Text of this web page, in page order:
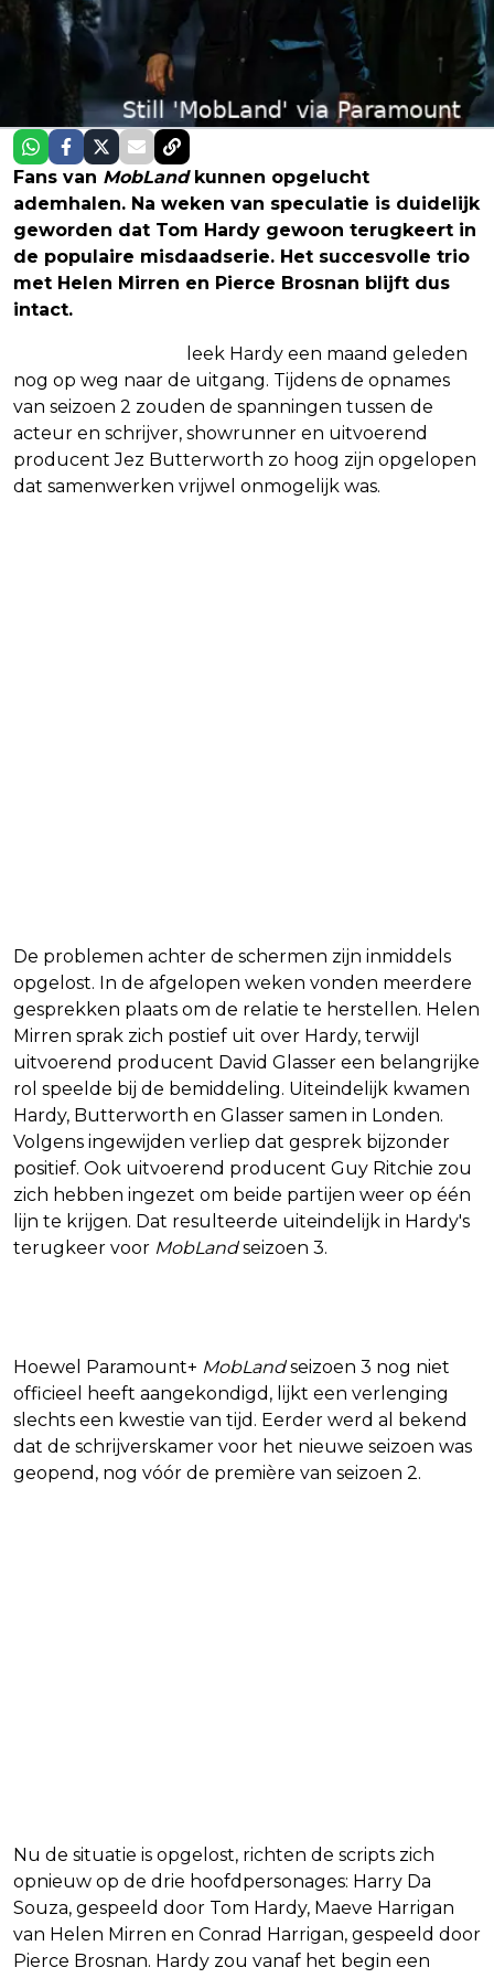
Fans van MobLandkunnen opgelucht
ademhalen. Na weken van speculatie is duidelijk
geworden dat Tom Hardy gewoon terugkeert in
de populaire misdaadserie. Het succesvolle trio
met Helen Mirren en Pierce Brosnan blijft dus
intact.
leek Hardy een maand geleden
nog op weg naar de uitgang. Tijdens de opnames
van seizoen 2 zouden de spanningen tussen de
acteur en schrijver, showrunner en uitvoerend
producent Jez Butterworth zo hoog zijn opgelopen
dat samenwerken vrijwel onmogelijk was.
De problemen achter de schermen zijn inmiddels
opgelost. In de afgelopen weken vonden meerdere
gesprekken plaats om de relatie te herstellen. Helen
Mirren sprak zich postief uit over Hardy, terwijl
uitvoerend producent David Glasser een belangrijke
rol speelde bij de bemiddeling. Uiteindelijk kwamen
Hardy, Butterworth en Glasser samen in Londen.
Volgens ingewijden verliep dat gesprek bijzonder
positief. Ook uitvoerend producent Guy Ritchie zou
zich hebben ingezet om beide partijen weer op één
lijn te krijgen. Dat resulteerde uiteindelijk in Hardy's
terugkeer voor MobLandseizoen 3.
Hoewel Paramount+ MobLandseizoen 3 nog niet
officieel heeft aangekondigd, lijkt een verlenging
slechts een kwestie van tijd. Eerder werd al bekend
dat de schrijverskamer voor het nieuwe seizoen was
geopend, nog vóór de première van seizoen 2.
Nu de situatie is opgelost, richten de scripts zich
opnieuw op de drie hoofdpersonages: Harry Da
Souza, gespeeld door Tom Hardy, Maeve Harrigan
van Helen Mirren en Conrad Harrigan, gespeeld door
Pierce Brosnan. Hardy zou vanaf het begin een